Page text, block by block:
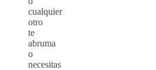
cualquier
otro
te
abruma
o
necesitas